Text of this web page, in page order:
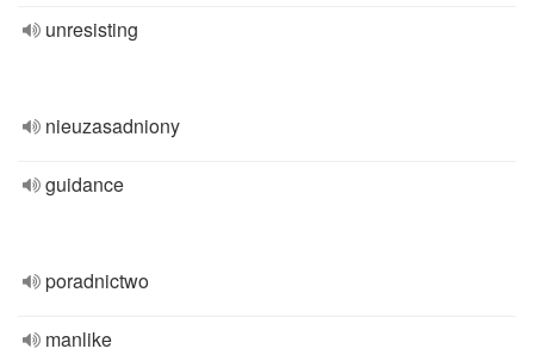
unresisting
nieuzasadniony
guidance
poradnictwo
manlike